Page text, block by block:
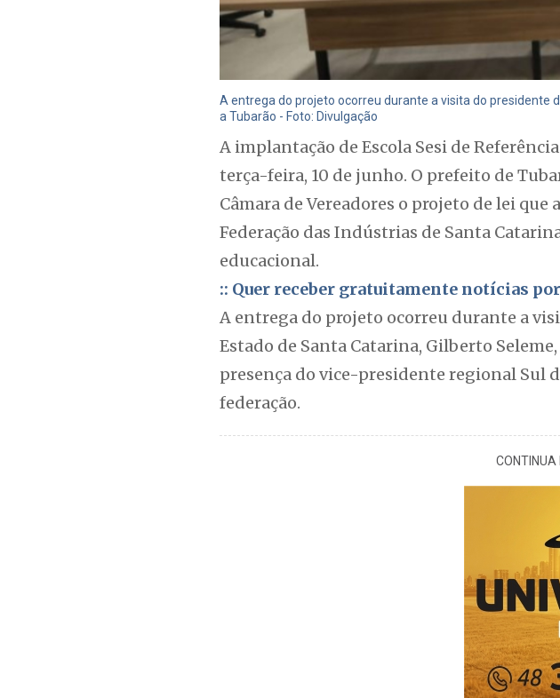
A entrega do projeto ocorreu durante a visita do presidente
a Tubarão - Foto: Divulgação
A implantação de Escola Sesi de
terça-feira, 10 de junho. O prefeito de
Câmara de Vereadores o projeto de lei
Federação das Indústrias de Santa
educacional.
:: Quer receber gratuitamente notícias
A entrega do projeto ocorreu durante a
Estado de Santa Catarina, Gilberto
presença do vice-presidente regional Sul
federação.
CONTINUA